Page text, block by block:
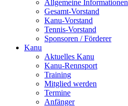
Allgemeine Informationen
Gesamt-Vorstand
Kanu-Vorstand
Tennis-Vorstand
Sponsoren / Förderer
Kanu
Aktuelles Kanu
Kanu-Rennsport
Training
Mitglied werden
Termine
Anfänger